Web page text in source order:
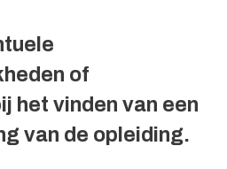
of
het vinden van een
van de opleiding.